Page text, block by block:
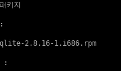
키지
2.8.16-1.i686.rpm
: